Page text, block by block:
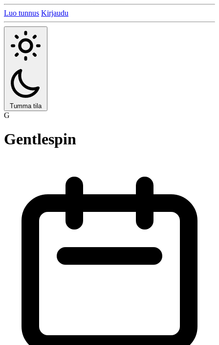
Luo tunnus Kirjaudu
Tumma tila
G
Gentlespin